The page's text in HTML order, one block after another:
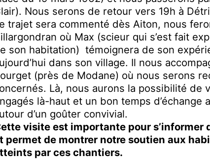
Nous serons de retour vers 19h à
trajet sera commenté dès Aiton, nous
où Max (scieur qui s’est fait
son habitation) témoignera de son
dans son village. Il nous
(près de Modane) où nous serons
Là, nous aurons la possibilité de
là-haut et un bon temps d’échange
d’un goûter convivial.
visite est importante pour s’informer
permet de montrer notre soutien aux
par ces chantiers.